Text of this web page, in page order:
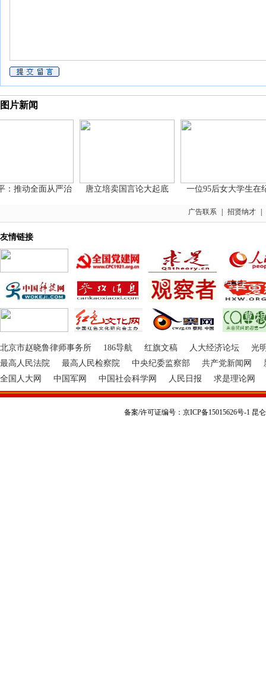
图片新闻
动全面从严治 唐立培卖国言论大起底 一位95后女大学生在纪
广告联系 招贤纳才
友情链接
北京市赵晓鲁律师事务所 186导航 红旗文稿 人大经济论坛
光
最高人民法院
最高人民检察院 中央纪委监察部 共产党新闻网
全国人大网
中国军网 中国社会科学网 人民日报 求是理论网
备案/许可证编号：京ICP备15015626号-1 昆